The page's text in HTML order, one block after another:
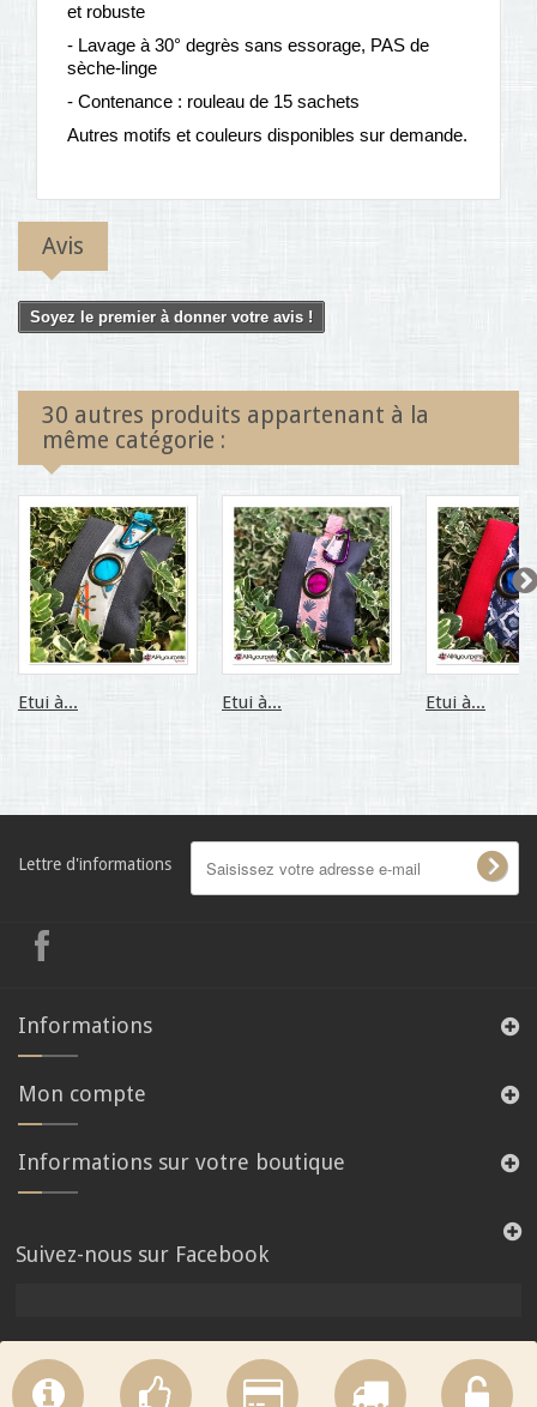
et robuste
- Lavage à 30° degrès sans essorage, PAS de
sèche-linge
- Contenance : rouleau de 15 sachets
Autres motifs et couleurs disponibles sur demande.
Avis
Soyez le premier à donner votre avis !
30 autres produits appartenant à la
même catégorie :
Etui à... Etui à... Etui à...
Lettre d'informations
Informations
Mon compte
Informations sur votre boutique
Suivez-nous sur Facebook